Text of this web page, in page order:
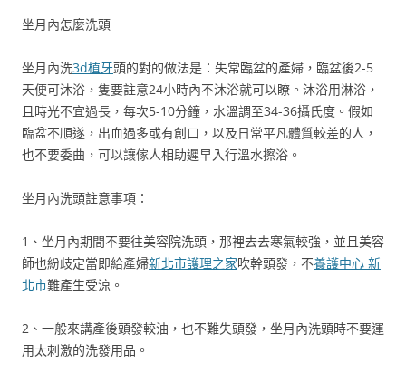
坐月內怎麼洗頭
坐月內洗3d植牙頭的對的做法是：失常臨盆的產婦，臨盆後2-5
天便可沐浴，隻要註意24小時內不沐浴就可以瞭。沐浴用淋浴，
且時光不宜過長，每次5-10分鐘，水溫調至34-36攝氏度。假如
臨盆不順遂，出血過多或有創口，以及日常平凡體質較差的人，
也不要委曲，可以讓傢人相助遲早入行溫水擦浴。
坐月內洗頭註意事項：
1、坐月內期間不要往美容院洗頭，那裡去去寒氣較強，並且美容
師也紛歧定當即給產婦新北市護理之家吹幹頭發，不養護中心 新
北市難產生受涼。
2、一般來講產後頭發較油，也不難失頭發，坐月內洗頭時不要運
用太刺激的洗發用品。